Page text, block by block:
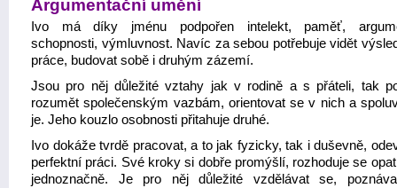
Argumentační umění
Ivo má díky jménu podpořen intelekt, paměť,
schopnosti, výmluvnost. Navíc za sebou potřebuje vidět
práce, budovat sobě i druhým zázemí.
Jsou pro něj důležité vztahy jak v rodině a s přáteli, tak
rozumět společenským vazbám, orientovat se v nich a
je. Jeho kouzlo osobnosti přitahuje druhé.
Ivo dokáže tvrdě pracovat, a to jak fyzicky, tak i duševně,
perfektní práci. Své kroky si dobře promýšlí, rozhoduje se
jednoznačně. Je pro něj důležité vzdělávat se,